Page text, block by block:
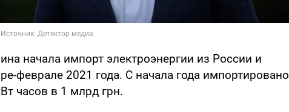
начала импорт электроэнергии из России и
феврале 2021 года. С начала года импортировано
часов в 1 млрд грн.